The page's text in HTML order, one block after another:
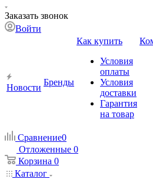
Заказать звонок
Войти
Новости
Бренды
Как купить
Условия
оплаты
Условия
доставки
Гарантия
на товар
Сравнение0
Отложенные 0
Корзина 0
Каталог